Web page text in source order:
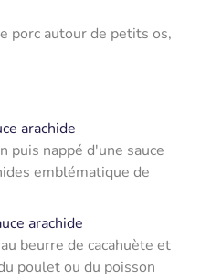
porc autour de petits os,
arachide
nappé d'une sauce
emblématique de
arachide
beurre de cacahuète et
poulet ou du poisson